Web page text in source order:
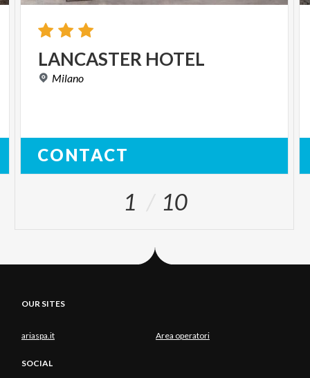
LANCASTER HOTEL
Milano
CONTACT
1 10
OUR SITES
ariaspa.it Area operatori
SOCIAL